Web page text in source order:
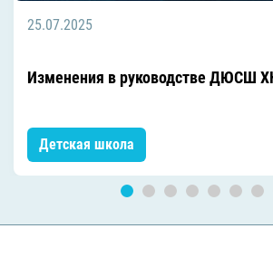
25.07.2025
Изменения в руководстве ДЮСШ
Детская школа